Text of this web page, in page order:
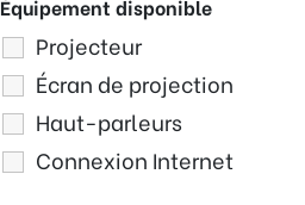
Équipement disponible
Projecteur
Écran de projection
Haut-parleurs
Connexion Internet